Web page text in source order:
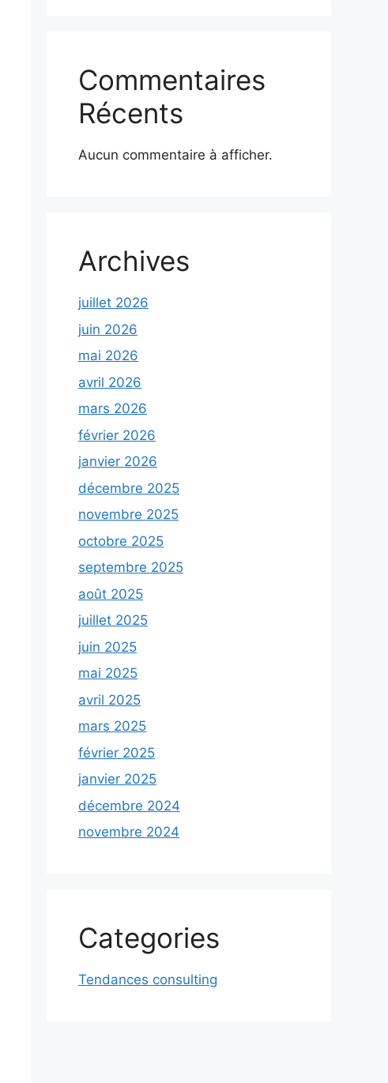
Commentaires
Récents
Aucun commentaire à afficher.
Archives
juillet 2026
juin 2026
mai 2026
avril 2026
mars 2026
février 2026
janvier 2026
décembre 2025
novembre 2025
octobre 2025
septembre 2025
août 2025
juillet 2025
juin 2025
mai 2025
avril 2025
mars 2025
février 2025
janvier 2025
décembre 2024
novembre 2024
Categories
Tendances consulting